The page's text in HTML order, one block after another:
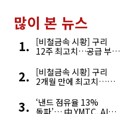
많이 본 뉴스
[비철금속 시황] 구리
12주 최고치…공급 부족
[비철금속 시황] 구리
2개월 만에 최고치…
우려 확대
‘낸드 점유율 13%
돌파’… 中 YMTC, AI